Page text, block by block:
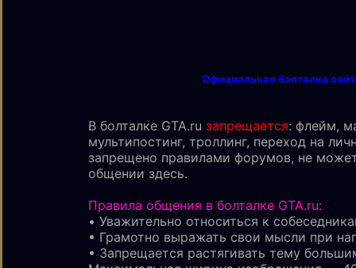
Официальная болталка
В болталке GTA.ru запрещается: флейм,
мультипостинг, троллинг, переход на
запрещено правилами форумов, не
общении здесь.
Правила общения в болталке GTA.ru:
• Уважительно относиться к
• Грамотно выражать свои мысли при
• Запрещается растягивать тему